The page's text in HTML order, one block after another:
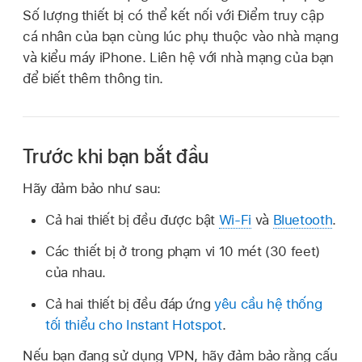
Số lượng thiết bị có thể kết nối với Điểm truy cập
cá nhân của bạn cùng lúc phụ thuộc vào nhà mạng
và kiểu máy iPhone. Liên hệ với nhà mạng của bạn
để biết thêm thông tin.
Trước khi bạn bắt đầu
Hãy đảm bảo như sau:
Cả hai thiết bị đều được bật Wi-Fi và Bluetooth.
Các thiết bị ở trong phạm vi 10 mét (30 feet)
của nhau.
Cả hai thiết bị đều đáp ứngyêu cầu hệ thống
tối thiểu cho Instant Hotspot.
Nếu bạn đang sử dụng VPN, hãy đảm bảo rằng cấu